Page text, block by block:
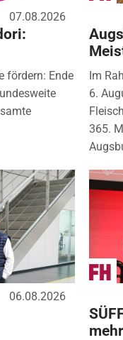
07.08.2026
fördern: Ende
Im
6.
365.
06.08.2026
mehr